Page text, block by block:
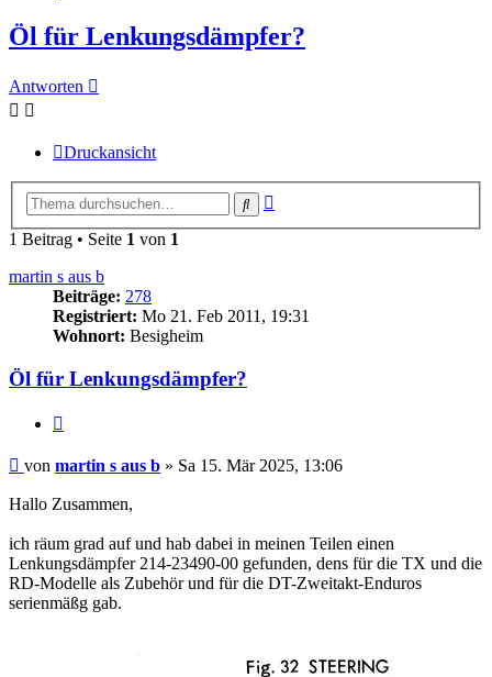
Öl für Lenkungsdämpfer?
Antworten
Druckansicht
Suche
1 Beitrag • Seite 1 von 1
martin s aus b
Beiträge: 278
Registriert: Mo 21. Feb 2011, 19:31
Wohnort: Besigheim
Öl für Lenkungsdämpfer?
Beitrag
von martin s aus b » Sa 15. Mär 2025, 13:06
Hallo Zusammen,
ich räum grad auf und hab dabei in meinen Teilen einen
Lenkungsdämpfer 214-23490-00 gefunden, dens für die TX und die
RD-Modelle als Zubehör und für die DT-Zweitakt-Enduros
serienmäßg gab.